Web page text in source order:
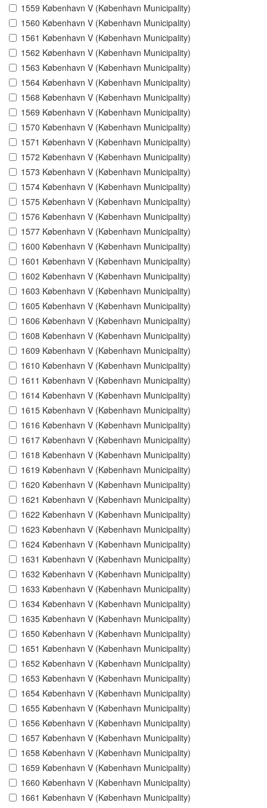
1559 København V (København Municipality)
1560 København V (København Municipality)
1561 København V (København Municipality)
1562 København V (København Municipality)
1563 København V (København Municipality)
1564 København V (København Municipality)
1568 København V (København Municipality)
1569 København V (København Municipality)
1570 København V (København Municipality)
1571 København V (København Municipality)
1572 København V (København Municipality)
1573 København V (København Municipality)
1574 København V (København Municipality)
1575 København V (København Municipality)
1576 København V (København Municipality)
1577 København V (København Municipality)
1600 København V (København Municipality)
1601 København V (København Municipality)
1602 København V (København Municipality)
1603 København V (København Municipality)
1605 København V (København Municipality)
1606 København V (København Municipality)
1608 København V (København Municipality)
1609 København V (København Municipality)
1610 København V (København Municipality)
1611 København V (København Municipality)
1614 København V (København Municipality)
1615 København V (København Municipality)
1616 København V (København Municipality)
1617 København V (København Municipality)
1618 København V (København Municipality)
1619 København V (København Municipality)
1620 København V (København Municipality)
1621 København V (København Municipality)
1622 København V (København Municipality)
1623 København V (København Municipality)
1624 København V (København Municipality)
1631 København V (København Municipality)
1632 København V (København Municipality)
1633 København V (København Municipality)
1634 København V (København Municipality)
1635 København V (København Municipality)
1650 København V (København Municipality)
1651 København V (København Municipality)
1652 København V (København Municipality)
1653 København V (København Municipality)
1654 København V (København Municipality)
1655 København V (København Municipality)
1656 København V (København Municipality)
1657 København V (København Municipality)
1658 København V (København Municipality)
1659 København V (København Municipality)
1660 København V (København Municipality)
1661 København V (København Municipality)